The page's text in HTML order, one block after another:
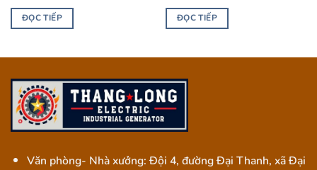
ĐỌC TIẾP ĐỌC TIẾP
Văn phòng- Nhà xưởng: Đội 4, đường Đại Thanh, xã Đại